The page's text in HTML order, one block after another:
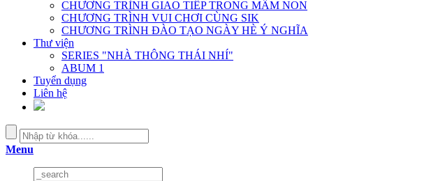
CHƯƠNG TRÌNH GIAO TIẾP TRONG MẦM NON
CHƯƠNG TRÌNH VUI CHƠI CÙNG SIK
CHƯƠNG TRÌNH ĐÀO TẠO NGÀY HÈ Ý NGHĨA
Thư viện
SERIES "NHÀ THÔNG THÁI NHÍ"
ABUM 1
Tuyển dụng
Liên hệ
Menu